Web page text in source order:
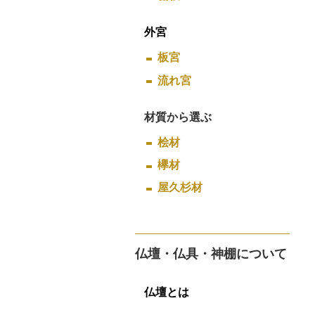
外宮
板宮
流れ宮
材質から選ぶ
桧材
欅材
屋久杉材
仏壇・仏具・神棚について
仏壇とは